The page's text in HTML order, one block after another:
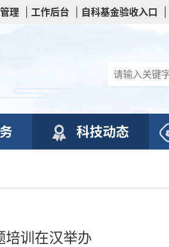
理 工作后台 自科基金验收入口
科技动态
训在汉举办